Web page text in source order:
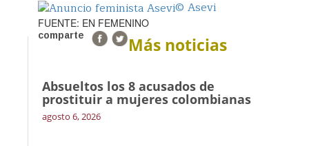
© Asevi
FUENTE: EN FEMENINO
comparte Más noticias
Absueltos los 8 acusados de
prostituir a mujeres colombianas
agosto 6, 2026